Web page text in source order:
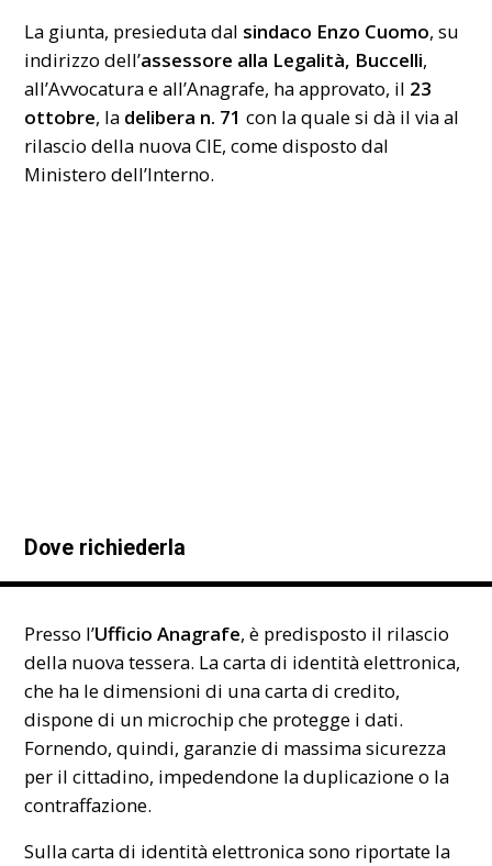
La giunta, presieduta dal sindaco Enzo Cuomo, su
indirizzo dell’assessore alla Legalità, Buccelli,
all’Avvocatura e all’Anagrafe, ha approvato, il 23
ottobre, la delibera n. 71 con la quale si dà il via al
rilascio della nuova CIE, come disposto dal
Ministero dell’Interno.
Dove richiederla
Presso l’Ufficio Anagrafe, è predisposto il rilascio
della nuova tessera. La carta di identità elettronica,
che ha le dimensioni di una carta di credito,
dispone di un microchip che protegge i dati.
Fornendo, quindi, garanzie di massima sicurezza
per il cittadino, impedendone la duplicazione o la
contraffazione.
Sulla carta di identità elettronica sono riportate la